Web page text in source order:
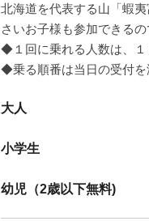
北海道を代表する山「蝦
さいお子様も参加できる
◆１回に乗れる人数は、１
◆乗る順番は当日の受付を
大人
小学生
幼児（2歳以下無料)